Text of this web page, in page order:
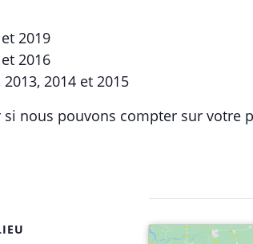
2019
2016
2014 et 2015
nous pouvons compter sur votre